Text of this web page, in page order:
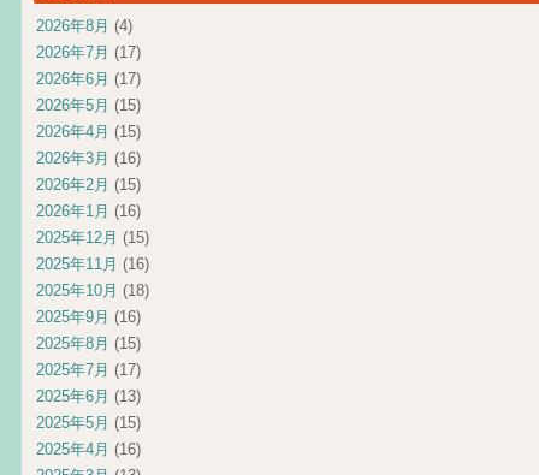
2026年8月 (4)
2026年7月 (17)
2026年6月 (17)
2026年5月 (15)
2026年4月 (15)
2026年3月 (16)
2026年2月 (15)
2026年1月 (16)
2025年12月 (15)
2025年11月 (16)
2025年10月 (18)
2025年9月 (16)
2025年8月 (15)
2025年7月 (17)
2025年6月 (13)
2025年5月 (15)
2025年4月 (16)